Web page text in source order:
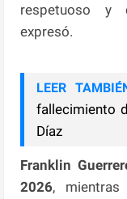
respetuoso y
expresó.
LEER
fallecimiento
Díaz
Franklin
2026, mientras